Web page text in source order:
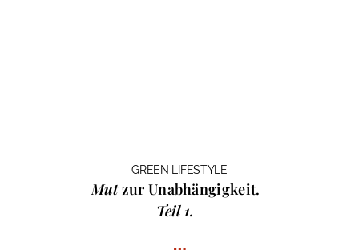
GREEN LIFESTYLE
Mutzur Unabhängigkeit.
Teil 1.
…